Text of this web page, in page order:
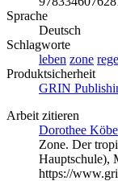
Sprache
Deutsch
Schlagworte
leben zone
Produktsicherheit
GRIN
Arbeit zitieren
Dorothee
Zone. Der
Hauptschule),
https://